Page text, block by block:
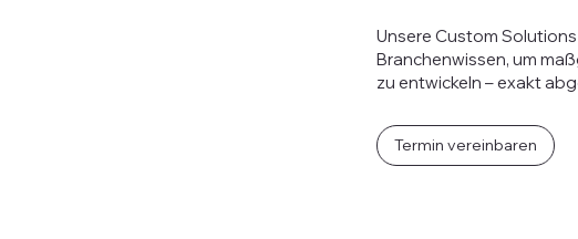
Unsere Custom
Branchenwissen, um
zu entwickeln – exakt
Termin vereinbaren